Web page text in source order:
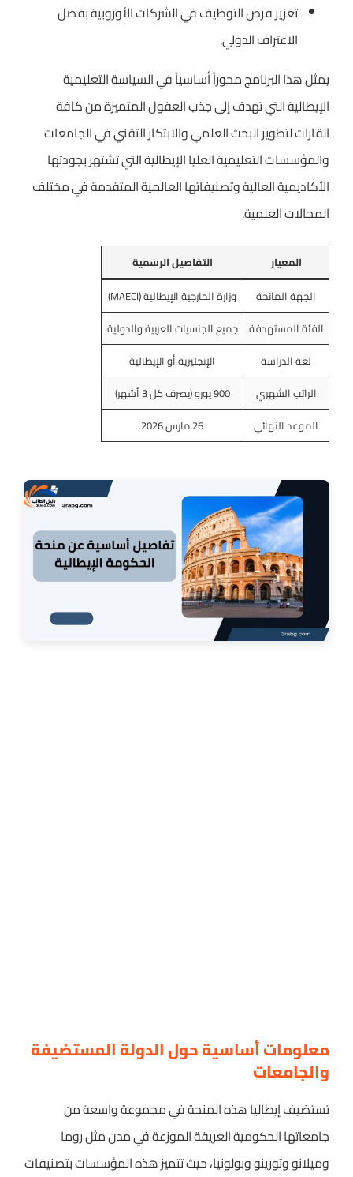
تعزيز فرص التوظيف في الشركات الأوروبية بفضل
الاعتراف الدولي.
يمثل هذا البرنامج محوراً أساسياً في السياسة التعليمية
الإيطالية التي تهدف إلى جذب العقول المتميزة من كافة
القارات لتطوير البحث العلمي والابتكار التقني في الجامعات
والمؤسسات التعليمية العليا الإيطالية التي تشتهر بجودتها
الأكاديمية العالية وتصنيفاتها العالمية المتقدمة في مختلف
المجالات العلمية.
المعيار
التفاصيل الرسمية
الجهة المانحة
وزارة الخارجية الإيطالية (MAECI)
الفئة المستهدفة
جميع الجنسيات العربية والدولية
لغة الدراسة
الإنجليزية أو الإيطالية
الراتب الشهري
900 يورو (يصرف كل 3 أشهر)
الموعد النهائي
26 مارس 2026
معلومات أساسية حول الدولة المستضيفة
والجامعات
تستضيف إيطاليا هذه المنحة في مجموعة واسعة من
جامعاتها الحكومية العريقة الموزعة في مدن مثل روما
وميلانو وتورينو وبولونيا، حيث تتميز هذه المؤسسات بتصنيفات